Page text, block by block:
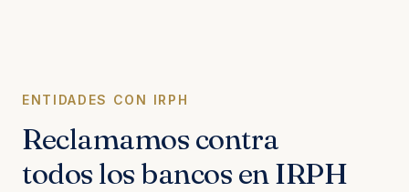
ENTIDADES CON IRPH
Reclamamos contra
todos los bancos en IRPH